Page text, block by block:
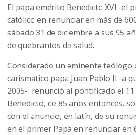
El papa emérito Benedicto XVI -el
católico en renunciar en más de
sábado 31 de diciembre a sus 95
de quebrantos de salud.
Considerado un eminente teólogo
carismático papa Juan Pablo II -a
2005- renunció al pontificado el 11
Benedicto, de 85 años entonces,
con el anuncio, en latín, de su
en el primer Papa en renunciar en